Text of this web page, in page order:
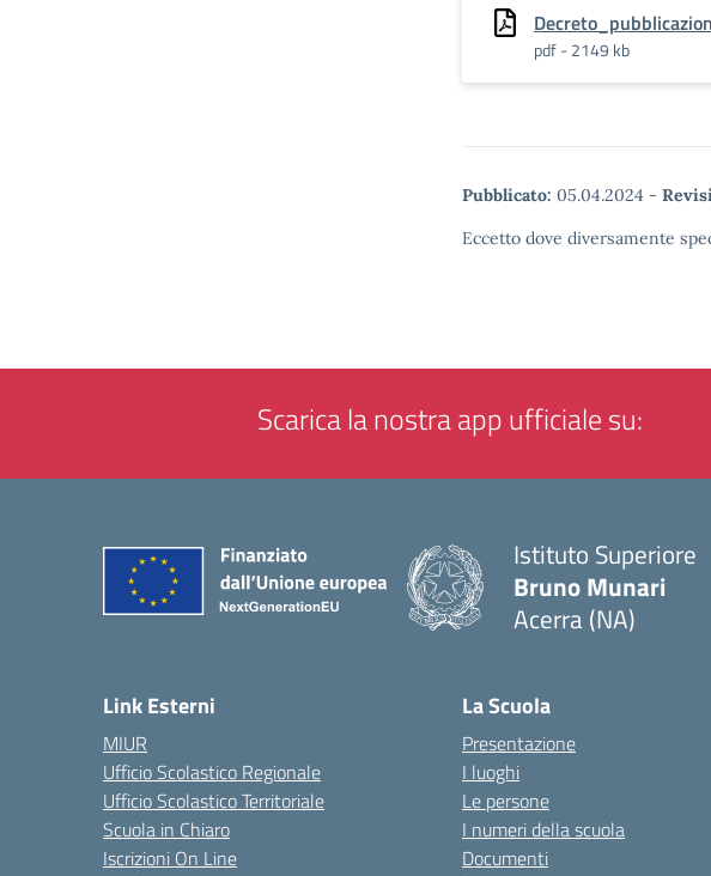
pdf - 2149 kb
Pubblicato: 05.04.2024 -
Eccetto dove diversamente
Scarica la nostra app ufficiale su:
Istituto Superiore
Bruno Munari
Acerra (NA)
Link Esterni
MIUR
Ufficio Scolastico Regionale
Ufficio Scolastico Territoriale
Scuola in Chiaro
Iscrizioni On Line
La Scuola
Presentazione
I luoghi
Le persone
I numeri della scuola
Documenti